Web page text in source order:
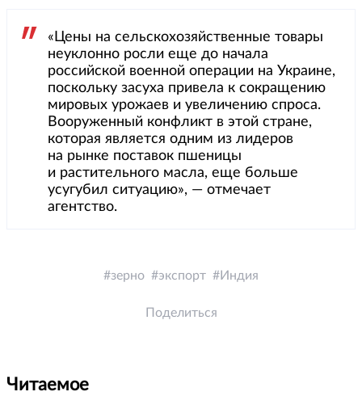
«Цены на сельскохозяйственные товары
неуклонно росли еще до начала
российской военной операции на Украине,
поскольку засуха привела к сокращению
мировых урожаев и увеличению спроса.
Вооруженный конфликт в этой стране,
которая является одним из лидеров
на рынке поставок пшеницы
и растительного масла, еще больше
усугубил ситуацию», — отмечает
агентство.
зерно экспорт Индия
Поделиться
Читаемое